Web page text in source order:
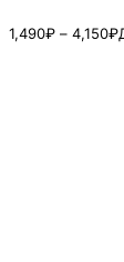
1,490₽ – 4,150₽